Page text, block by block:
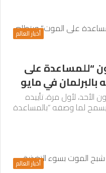
أخبار العالم
“للمساعدة على
في مايو
الأحد، لأول مرة، تأييده
لما وصفه “بالمساعدة
أخبار العالم